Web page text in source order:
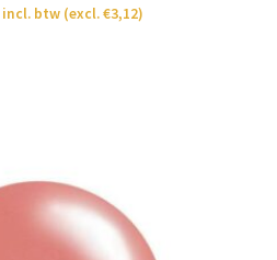
incl. btw (excl.€3,12)